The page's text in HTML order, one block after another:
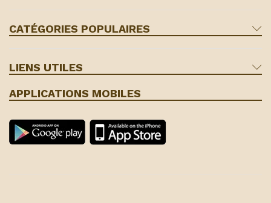
CATÉGORIES POPULAIRES
LIENS UTILES
APPLICATIONS MOBILES